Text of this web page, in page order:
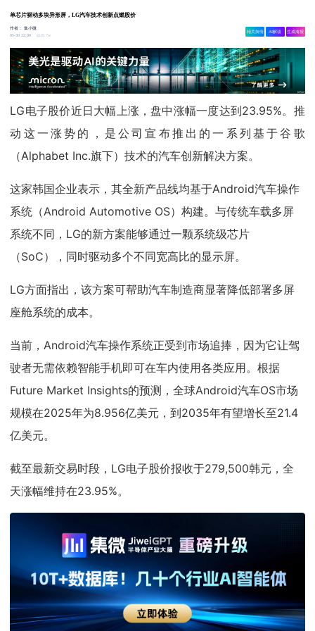
单芯片驱动多块异形屏，LG汽车技术创新点燃股价
作者：集小微
05-30 22:00
19.7w
相关舆情 AI解读 生成海报
LG电子股价近日大幅上涨，盘中涨幅一度达到23.95%。推
动这一涨势的，是公司宣布推出的一系列基于谷歌
（Alphabet Inc.旗下）技术的汽车创新解决方案。
这家韩国企业表示，其全新产品线均基于Android汽车操作
系统（Android Automotive OS）构建。与传统车载多屏
系统不同，LG的新方案能够通过一颗系统级芯片
（SoC），同时驱动多个不同宽高比的显示屏。
LG方面指出，该方案可帮助汽车制造商显著降低部署多屏
座舱系统的成本。
当前，Android汽车操作系统正受到市场追捧，因为它让驾
驶者无需依赖智能手机即可在车内使用各类应用。根据
Future Market Insights的预测，全球Android汽车OS市场
规模在2025年为8.956亿美元，到2035年有望增长至21.4
亿美元。
截至最新交易时段，LG电子股价报收于279,500韩元，全
天涨幅维持在23.95%。